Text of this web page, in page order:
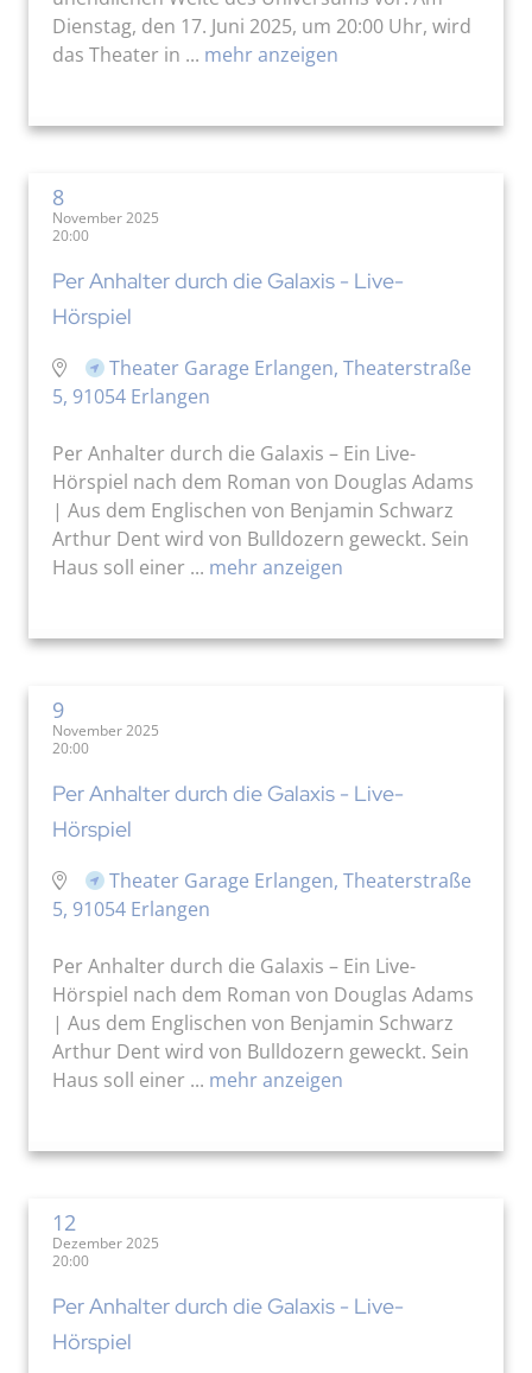
Dienstag, den 17. Juni 2025, um 20:00 Uhr, wird
das Theater in ... mehr anzeigen
8
November 2025
20:00
Per Anhalter durch die Galaxis - Live-
Hörspiel
Theater Garage Erlangen, Theaterstraße
5, 91054 Erlangen
Per Anhalter durch die Galaxis – Ein Live-
Hörspiel nach dem Roman von Douglas Adams
| Aus dem Englischen von Benjamin Schwarz
Arthur Dent wird von Bulldozern geweckt. Sein
Haus soll einer ... mehr anzeigen
9
November 2025
20:00
Per Anhalter durch die Galaxis - Live-
Hörspiel
Theater Garage Erlangen, Theaterstraße
5, 91054 Erlangen
Per Anhalter durch die Galaxis – Ein Live-
Hörspiel nach dem Roman von Douglas Adams
| Aus dem Englischen von Benjamin Schwarz
Arthur Dent wird von Bulldozern geweckt. Sein
Haus soll einer ... mehr anzeigen
12
Dezember 2025
20:00
Per Anhalter durch die Galaxis - Live-
Hörspiel